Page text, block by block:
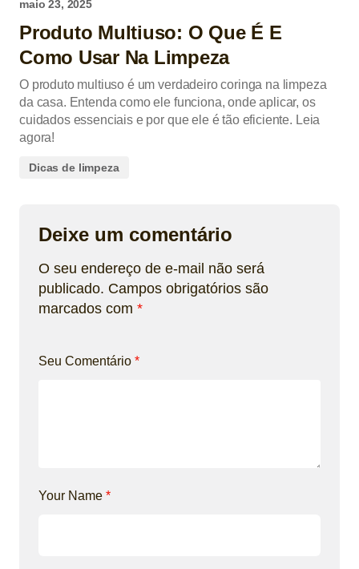
maio 23, 2025
Produto Multiuso: O Que É E
Como Usar Na Limpeza
O produto multiuso é um verdadeiro coringa na limpeza
da casa. Entenda como ele funciona, onde aplicar, os
cuidados essenciais e por que ele é tão eficiente. Leia
agora!
Dicas de limpeza
Deixe um comentário
O seu endereço de e-mail não será
publicado. Campos obrigatórios são
marcados com *
Seu Comentário *
Your Name *